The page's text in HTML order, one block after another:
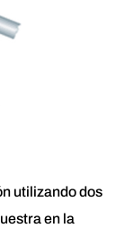
utilizando dos
en la